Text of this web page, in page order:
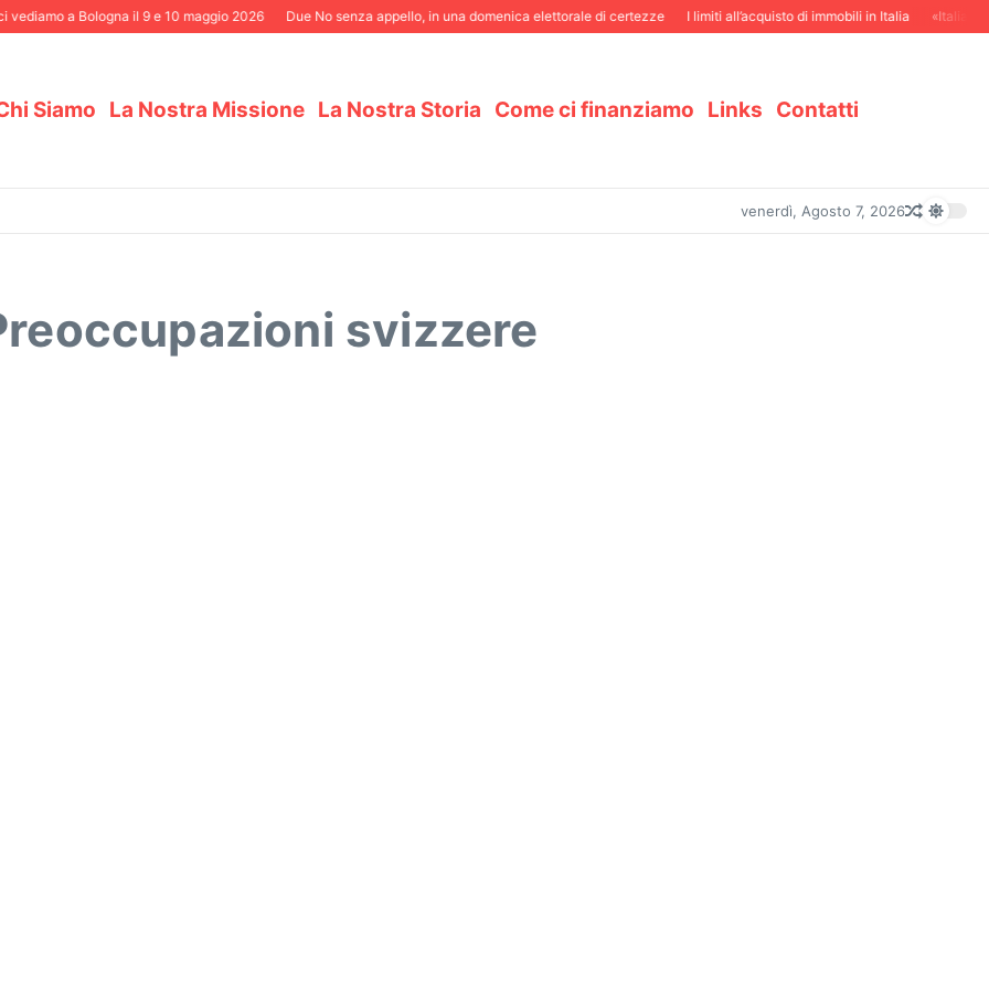
a Bologna il 9 e 10 maggio 2026 Due No senza appello, in una domenica elettorale di certezze I limiti all’acquisto di immobili in Italia «Italiani
Siamo La Nostra Missione La Nostra Storia Come ci finanziamo Links Contatti
venerdì, Agosto 7, 2026
svizzere